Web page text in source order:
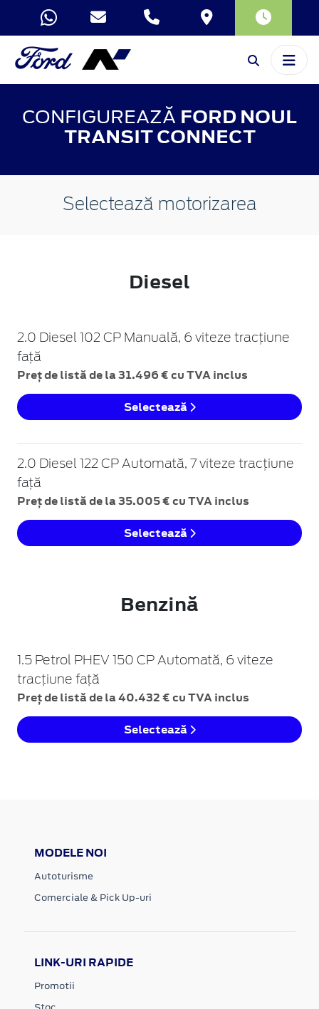
CONFIGUREAZĂ FORD NOUL
TRANSIT CONNECT
Selectează motorizarea
Diesel
2.0 Diesel 102 CP Manuală, 6 viteze tracțiune
față
Preț de listă de la 31.496 € cu TVA inclus
Selectează
2.0 Diesel 122 CP Automată, 7 viteze tracțiune
față
Preț de listă de la 35.005 € cu TVA inclus
Selectează
Benzină
1.5 Petrol PHEV 150 CP Automată, 6 viteze
tracțiune față
Preț de listă de la 40.432 € cu TVA inclus
Selectează
MODELE NOI
Autoturisme
Comerciale & Pick Up-uri
LINK-URI RAPIDE
Promotii